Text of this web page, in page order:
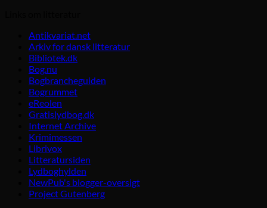
Antikvariat.net
Arkiv for dansk litteratur
Bibliotek.dk
Bog.nu
Bogbrancheguiden
Bogrummet
eReolen
Gratislydbog.dk
Internet Archive
Krimimessen
Librivox
Litteratursiden
Lydboghylden
NewPub's blogger-oversigt
Project Gutenberg